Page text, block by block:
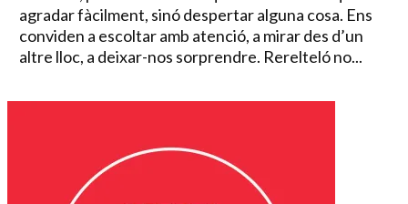
agradar fàcilment, sinó despertar alguna cosa. Ens
conviden a escoltar amb atenció, a mirar des d’un
altre lloc, a deixar-nos sorprendre. Rerelteló no...